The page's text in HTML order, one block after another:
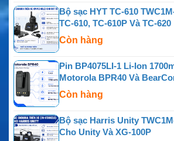
Bộ sạc HYT TC-610
TC-610, TC-610P Và TC-620
Còn hàng
Pin BP4075LI-1 Li-Ion
Motorola BPR40 Và
Còn hàng
Bộ sạc Harris Unity
Cho Unity Và XG-100P